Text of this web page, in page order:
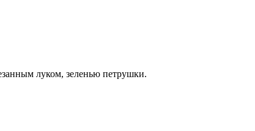
луком, зеленью петрушки.